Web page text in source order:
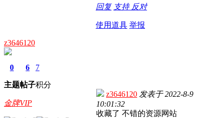
回复 支持 反对
使用道具 举报
z3646120
0
主题
6
帖子
7
积分
金牌VIP
z3646120 发表于2022-8-9
10:01:32
收藏了 不错的资源网站